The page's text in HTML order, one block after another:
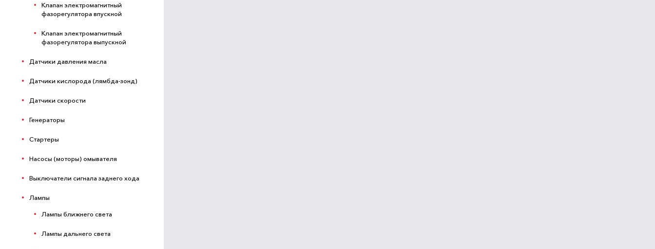
Клапан электромагнитный
фазорегулятора впускной
Клапан электромагнитный
фазорегулятора выпускной
Датчики давления масла
Датчики кислорода (лямбда-зонд)
Датчики скорости
Генераторы
Стартеры
Насосы (моторы) омывателя
Выключатели сигнала заднего хода
Лампы
Лампы ближнего света
Лампы дальнего света